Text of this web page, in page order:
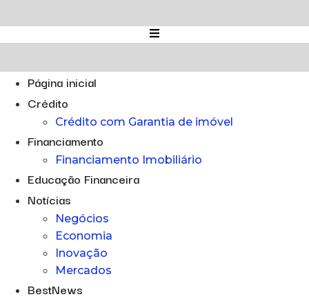
para
o
Página inicial
Crédito
Crédito com Garantia de imóvel
Financiamento
Financiamento Imobiliário
Educação Financeira
Notícias
Negócios
Economia
Inovação
Mercados
BestNews